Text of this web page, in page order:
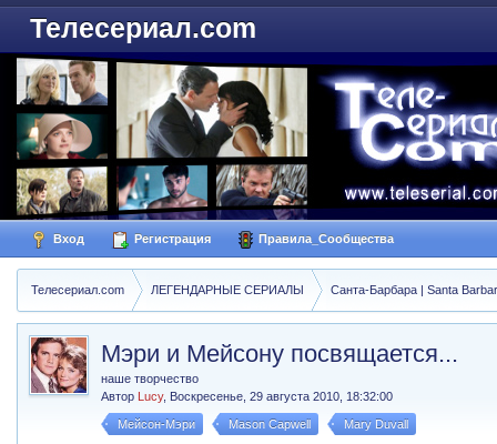
Телесериал.com
Вход Регистрация Правила_Сообщества
Телесериал.com ЛЕГЕНДАРНЫЕ СЕРИАЛЫ Санта-Барбара | Santa
Мэри и Мейсону посвящается...
наше творчество
Автор Lucy, Воскресенье, 29 августа 2010, 18:32:00
Мейсон-Мэри Mason Capwell Mary Duvall